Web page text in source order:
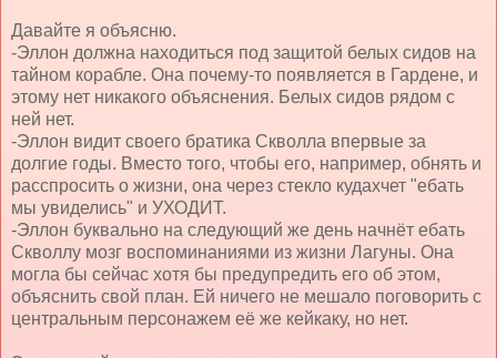
Давайте я объясню.
-Эллон должна находиться под защитой белых сидов на
тайном корабле. Она почему-то появляется в Гардене, и
этому нет никакого объяснения. Белых сидов рядом с
ней нет.
-Эллон видит своего братика Скволла впервые за
долгие годы. Вместо того, чтобы его, например, обнять и
расспросить о жизни, она через стекло кудахчет "ебать
мы увиделись" и УХОДИТ.
-Эллон буквально на следующий же день начнёт ебать
Скволлу мозг воспоминаниями из жизни Лагуны. Она
могла бы сейчас хотя бы предупредить его об этом,
объяснить свой план. Ей ничего не мешало поговорить с
центральным персонажем её же кейкаку, но нет.